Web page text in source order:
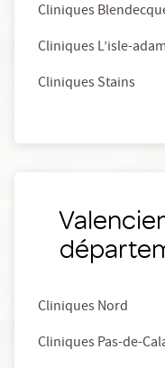
Cliniques
Cliniques L’isle-adam
Cliniques Stains
Cliniques Nord
Cliniques Pas-de-